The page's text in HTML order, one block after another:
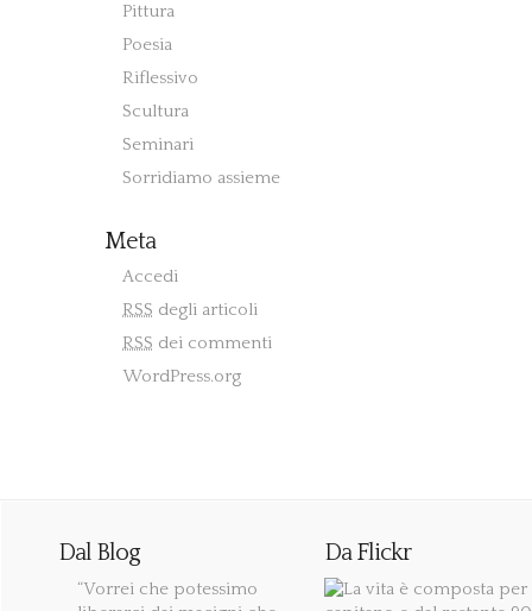
Pittura
Poesia
Riflessivo
Scultura
Seminari
Sorridiamo assieme
Meta
Accedi
RSS degli articoli
RSS dei commenti
WordPress.org
Dal Blog
“Vorrei che potessimo
Da Flickr